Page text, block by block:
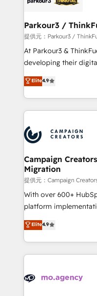
companies scale faster and
Demand generation for all
you invest in 100% of
growth and
transformation
implement HubSpot
record of business
approach has helped
Parkour3 /
提供元：Parkour3 /
At Parkour3 &
developing their
technologies and
sales processes to
from Strategy to
onboarding and
extensive experience
and manufacturers
empowering our
autonomy. Get to
guided
the CRM platform
you like support in
to your needs and
certifications, we are
services are offered in
Elite4.9
Campaign
Migration
提供元：Campaign
With over 600+
platform
Elite Solutions
migrate, replatform,
in high-impact CRM
onboarding from
WordPress and legacy
Elite4.9